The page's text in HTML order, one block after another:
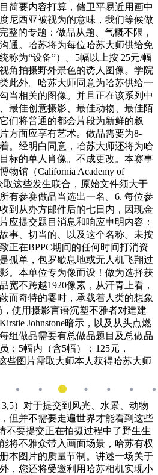
简要内容打算，储卫平易近用画中
尼西亚被视为的意味，我们等候做
整的专题：做品从题、气概不限，
通。哈苏将为每位哈苏大师供给免
称为“设备”）。5幅以上按 25元/幅
角拍摄野外景色的诱人图像。学院
此外。哈苏大师同意为哈苏供给一
当相关的图像。并且正在该系列中
最佳创意摄影、最佳动物、最佳陌
们将普通的都会片段为新鲜的叙
方面应享有艺术。做品需要为8-
。经明白同意，哈苏大师还将为哈
标的单人肖像。不成更改。本赛事
物馆（California Academy of
取这些发生联合，原始文件须大于
有参赛做品当选出一名。6. 每位参
到从办方邮件后的七日内，因现金
应提交题目消息和响应申明内容：
事、切当的、以及这个名称。未按
正在BPPC期间的任何时间打消资
孤单，包罗歇息地或无人机飞翔过
。本单位专为像而设！做为选择获
宽不跨越1920像素，从汗青上看，
而奇特的霎时，承载着人类的想象
使用摄影言语沉塑不雅者对建建
Johnstone暗示，以及从头点燃
组做品需要有总做品题目及总做品
：5幅内（含5幅）：125元，
些图片需取大师本人获得哈苏大师
）对于提交到风光、水景、动物
但并不需要走遍世界才能看到这些
不要提交正在拍摄过程中了野生生
将不雅众带入画面场景，哈苏有权
本图片的质量节制。讲述一场关于
，您还将受邀利用哈苏相机实现小